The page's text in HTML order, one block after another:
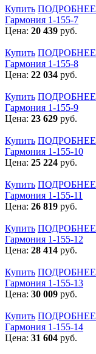
Купить ПОДРОБНЕЕ
Гармония 1-155-7
Цена: 20 439 руб.
Купить ПОДРОБНЕЕ
Гармония 1-155-8
Цена: 22 034 руб.
Купить ПОДРОБНЕЕ
Гармония 1-155-9
Цена: 23 629 руб.
Купить ПОДРОБНЕЕ
Гармония 1-155-10
Цена: 25 224 руб.
Купить ПОДРОБНЕЕ
Гармония 1-155-11
Цена: 26 819 руб.
Купить ПОДРОБНЕЕ
Гармония 1-155-12
Цена: 28 414 руб.
Купить ПОДРОБНЕЕ
Гармония 1-155-13
Цена: 30 009 руб.
Купить ПОДРОБНЕЕ
Гармония 1-155-14
Цена: 31 604 руб.